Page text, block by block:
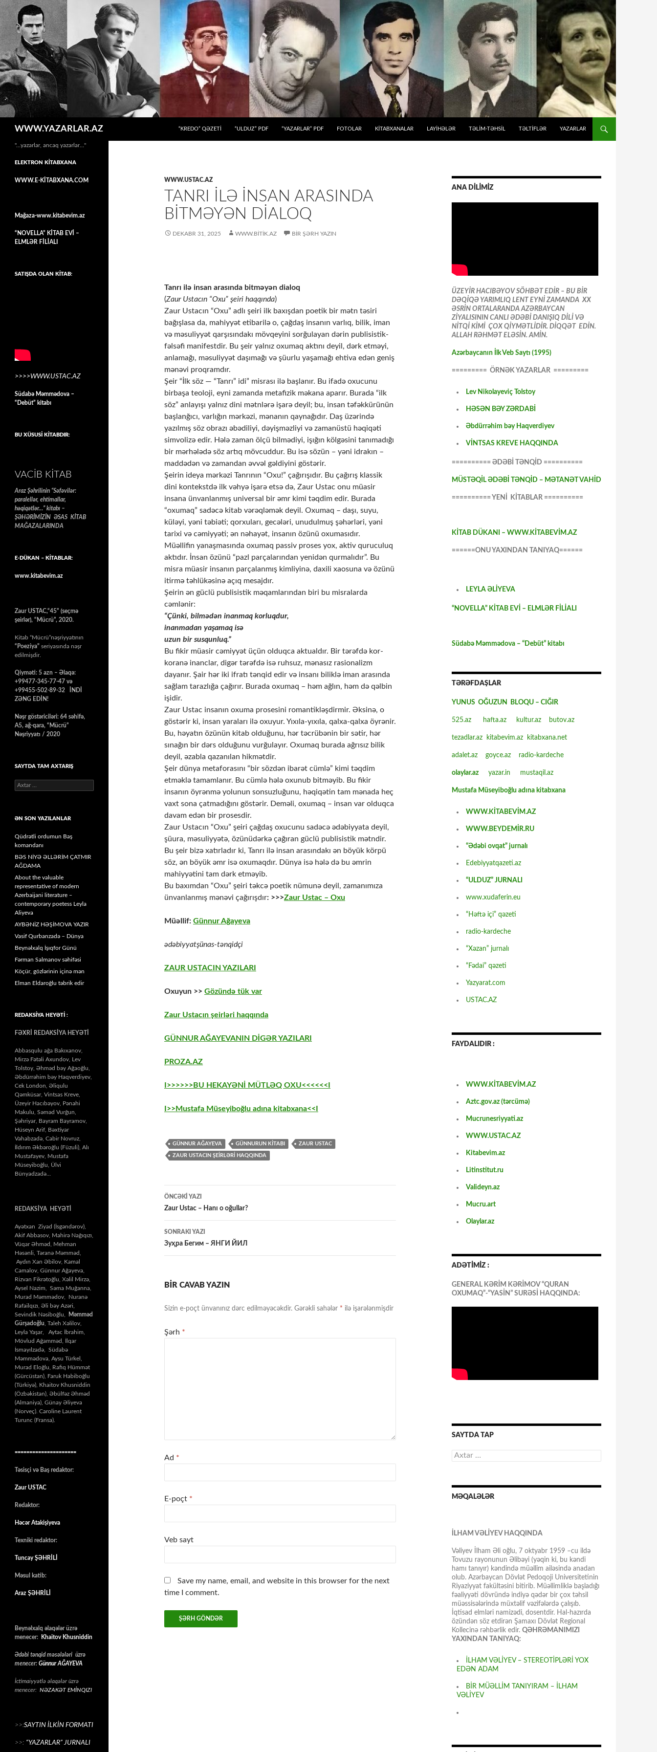
WWW.YAZARLAR.AZ
“KREDO” QƏZETİ
“ULDUZ” PDF “YAZARLAR” PDF FOTOLAR KİTABXANALAR LAYİHƏLƏR TƏLIM-TƏHSIL TƏLTİFLƏR YAZARLAR
WWW.USTAC.AZ
TANRI ILƏ INSAN ARASINDA
BITMƏYƏN DIALOQ
DEKABR 31, 2025 WWW.BITIK.AZ BIR ŞƏRH YAZIN
Tanrı ilə insan arasında bitməyən dialoq
(Zaur Ustacın “Oxu” şeiri haqqında)
Zaur Ustacın “Oxu” adlı şeiri ilk baxışdan poetik bir mətn təsiri
bağışlasa da, mahiyyət etibarilə o, çağdaş insanın varlıq, bilik, iman
və məsuliyyət qarşısındakı mövqeyini sorğulayan dərin publisistik-
fəlsəfi manifestdir. Bu şeir yalnız oxumaq aktını deyil, dərk etməyi,
anlamağı, məsuliyyət daşımağı və şüurlu yaşamağı ehtiva edən geniş
mənəvi proqramdır.
Şeir “İlk söz — “Tanrı” idi” misrası ilə başlanır. Bu ifadə oxucunu
birbaşa teoloji, eyni zamanda metafizik məkana aparır. Burada “ilk
söz” anlayışı yalnız dini mətnlərə işarə deyil; bu, insan təfəkkürünün
başlanğıcı, varlığın mərkəzi, mənanın qaynağıdır. Daş üzərində
yazılmış söz obrazı əbədiliyi, dəyişməzliyi və zamanüstü həqiqəti
simvolizə edir. Hələ zaman ölçü bilmədiyi, işığın kölgəsini tanımadığı
bir mərhələdə söz artıq mövcuddur. Bu isə sözün – yəni idrakın –
maddədən və zamandan əvvəl gəldiyini göstərir.
Şeirin ideya mərkəzi Tanrının “Oxu!” çağırışıdır. Bu çağırış klassik
dini kontekstdə ilk vəhyə işarə etsə də, Zaur Ustac onu müasir
insana ünvanlanmış universal bir əmr kimi təqdim edir. Burada
“oxumaq” sadəcə kitab vərəqləmək deyil. Oxumaq – daşı, suyu,
küləyi, yəni təbiəti; qorxuları, gecələri, unudulmuş şəhərləri, yəni
tarixi və cəmiyyəti; ən nəhayət, insanın özünü oxumasıdır.
Müəllifin yanaşmasında oxumaq passiv proses yox, aktiv quruculuq
aktıdır. İnsan özünü “pazl parçalarından yenidən qurmalıdır”. Bu
misra müasir insanın parçalanmış kimliyinə, daxili xaosuna və özünü
itirmə təhlükəsinə açıq mesajdır.
Şeirin ən güclü publisistik məqamlarından biri bu misralarda
cəmlənir:
“Çünki, bilmədən inanmaq korluqdur,
inanmadan yaşamaq isə
uzun bir susqunluq.”
Bu fikir müasir cəmiyyət üçün olduqca aktualdır. Bir tərəfdə kor-
koranə inanclar, digər tərəfdə isə ruhsuz, mənasız rasionalizm
dayanır. Şair hər iki ifratı tənqid edir və insanı biliklə iman arasında
sağlam tarazlığa çağırır. Burada oxumaq – həm ağlın, həm də qəlbin
işidir.
Zaur Ustac insanın oxuma prosesini romantikləşdirmir. Əksinə, o
göstərir ki, insan yaraları ilə oxuyur. Yıxıla-yıxıla, qalxa-qalxa öyrənir.
Bu, həyatın özünün kitab olduğunu, hər təcrübənin bir sətir, hər
sınağın bir dərs olduğunu vurğulayır. Oxumaq burada ağrısız bilik
deyil, əzabla qazanılan hikmətdir.
Şeir dünya metaforasını “bir sözdən ibarət cümlə” kimi təqdim
etməklə tamamlanır. Bu cümlə hələ oxunub bitməyib. Bu fikir
insanın öyrənmə yolunun sonsuzluğunu, həqiqətin tam mənada heç
vaxt sona çatmadığını göstərir. Deməli, oxumaq – insan var olduqca
davam edən bir prosesdir.
Zaur Ustacın “Oxu” şeiri çağdaş oxucunu sadəcə ədəbiyyata deyil,
şüura, məsuliyyətə, özünüdərkə çağıran güclü publisistik mətndir.
Bu şeir bizə xatırladır ki, Tanrı ilə insan arasındakı ən böyük körpü
söz, ən böyük əmr isə oxumaqdır. Dünya isə hələ də bu əmrin
mahiyyətini tam dərk etməyib.
Bu baxımdan “Oxu” şeiri təkcə poetik nümunə deyil, zamanımıza
ünvanlanmış mənəvi çağırışdır: >>>Zaur Ustac – Oxu
Müəllif: Günnur Ağayeva
ədəbiyyatşünas-tənqidçi
ZAUR USTACIN YAZILARI
Oxuyun >> Gözündə tük var
Zaur Ustacın şeirləri haqqında
GÜNNUR AĞAYEVANIN DİGƏR YAZILARI
PROZA.AZ
I>>>>>>BU HEKAYƏNİ MÜTLƏQ OXU<<<<<<I
I>>Mustafa Müseyiboğlu adına kitabxana<<I
GÜNNUR AĞAYEVA GÜNNURUN KITABI ZAUR USTAC
ZAUR USTACIN ŞEIRLƏRI HAQQINDA
Yazılar
üzrə
naviqasiya
ÖNCƏKI YAZI
Zaur Ustac – Hanı o oğullar?
SONRAKI YAZI
Зуҳра Бегим – ЯНГИ ЙИЛ
BIR CAVAB YAZIN
Sizin e-poçt ünvanınız dərc edilməyəcəkdir. Gərəkli sahələr * ilə işarələnmişdir
Şərh *
Ad *
E-poçt *
Veb sayt
Save my name, email, and website in this browser for the next
time I comment.
ANA DİLİMİZ
ÜZEYİR HACIBƏYOV SÖHBƏT EDİR – BU BİR
DƏQİQƏ YARIMLIQ LENT EYNİ ZAMANDA XX
ƏSRİN ORTALARANDA AZƏRBAYCAN
ZİYALISININ CANLI ƏDƏBİ DANIŞIQ DİLİ VƏ
NİTQİ KİMİ ÇOX QİYMƏTLİDİR. DİQQƏT EDİN.
ALLAH RƏHMƏT ELƏSİN. AMİN.
Azərbaycanın İlk Veb Saytı (1995)
========= ÖRNƏK YAZARLAR =========
Lev Nikolayeviç Tolstoy
HƏSƏN BƏY ZƏRDABİ
Əbdürrəhim bəy Haqverdiyev
VİNTSAS KREVE HAQQINDA
========== ƏDƏBİ TƏNQİD ==========
MÜSTƏQİL ƏDƏBİ TƏNQİD – MƏTANƏT VAHİD
========== YENİ KİTABLAR ==========
KİTAB DÜKANI – WWW.KİTABEVİM.AZ
======ONU YAXINDAN TANIYAQ======
LEYLA ƏLİYEVA
“NOVELLA” KİTAB EVİ – ELMLƏR FİLİALI
Südabə Məmmədova – “Debüt” kitabı
TƏRƏFDAŞLAR
YUNUS OĞUZUN BLOQU – CIĞIR
525.az hafta.az kultur.az butov.az
tezadlar.az kitabevim.az kitabxana.net
adalet.az goyce.az radio-kardeche
olaylar.az yazar.in mustaqil.az
Mustafa Müseyiboğlu adına kitabxana
WWW.KİTABEVİM.AZ
WWW.BEYDEMİR.RU
“Ədəbi ovqat” jurnalı
Edebiyyatqazeti.az
“ULDUZ” JURNALI
www.xudaferin.eu
“Həftə içi” qəzeti
radio-kardeche
“Xəzan” jurnalı
“Fədai” qəzeti
Yazyarat.com
USTAC.AZ
FAYDALIDIR :
WWW.KİTABEVİM.AZ
Aztc.gov.az (tərcümə)
Mucrunesriyyati.az
WWW.USTAC.AZ
Kitabevim.az
Litinstitut.ru
Valideyn.az
Mucru.art
Olaylar.az
ADƏTİMİZ :
GENERAL KƏRİM KƏRİMOV “QURAN
OXUMAQ”-“YASİN” SURƏSİ HAQQINDA:
SAYTDA TAP
Axtarış:
MƏQALƏLƏR
İLHAM VƏLİYEV HAQQINDA
Vəliyev İlham Əli oğlu, 7 oktyabr 1959 –cu ildə
Tovuzu rayonunun Əlibəyi (yəqin ki, bu kəndi
hamı tanıyır) kəndində müəllim ailəsində anadan
olub. Azərbaycan Dövlət Pedoqoji Universitetinin
Riyaziyyat fakültəsini bitirib. Müəllimliklə başladığı
fəaliyyəti dövründə indiyə qədər bir çox təhsil
müəssisələrində müxtəlif vəzifələrdə çalışıb.
İqtisad elmləri namizədi, dosentdir. Hal-hazırda
özündən söz etdirən Şamaxı Dövlət Regional
Kollecinə rəhbərlik edir. QƏHRƏMANIMIZI
YAXINDAN TANIYAQ:
İLHAM VƏLİYEV – STEREOTİPLƏRİ YOX
EDƏN ADAM
BİR MÜƏLLİM TANIYIRAM – İLHAM
VƏLİYEV
"…yazarlar, ancaq yazarlar…"
ELEKTRON KİTABXANA
WWW.E-KİTABXANA.COM
Mağaza-www.kitabevim.az
“NOVELLA” KİTAB EVİ –
ELMLƏR FİLİALI
SATIŞDA OLAN KİTAB:
>>>>WWW.USTAC.AZ
Südabə Məmmədova –
“Debüt” kitabı
BU XÜSUSİ KİTABDIR:
VACIB KITAB
Araz Şəhrilinin “Səfəvilər:
paralellər, ehtimallar,
həqiqətlər…” kitabı –
ŞƏHƏRİMİZİN ƏSAS KİTAB
MAĞAZALARINDA
E-DÜKAN – KİTABLAR:
www.kitabevim.az
Zaur USTAC,“45” (seçmə
şeirlər), “Mücrü”, 2020.
Kitab “Mücrü”nəşriyyatının
“Poeziya” seriyasında nəşr
edilmişdir.
Qiyməti: 5 azn – Əlaqə:
+99477-345-77-47 və
+99455-502-89-32 İNDİ
ZƏNG EDİN!
Nəşr göstəriciləri: 64 səhifə,
A5, ağ-qara, “Mücrü”
Nəşriyyatı / 2020
SAYTDA TAM AXTARIŞ
Axtarış:
ƏN SON YAZILANLAR
Qüdrətli ordumun Baş
komandanı
BƏS NİYƏ ƏLLƏRİM ÇATMIR
AĞDAMA
About the valuable
representative of modern
Azerbaijani literature –
contemporary poetess Leyla
Aliyeva
AYBƏNİZ HƏŞİMOVA YAZIR
Vasif Qurbanzadə – Dünya
Beynəlxalq İşıqfor Günü
Fərman Salmanov səhifəsi
Köçür, gözlərinin içinə mən
Elman Eldaroğlu təbrik edir
REDAKSİYA HEYƏTİ :
FƏXRİ REDAKSİYA HEYƏTİ
Abbasqulu ağa Bakıxanov,
Mirzə Fətəli Axundov, Lev
Tolstoy, Əhməd bəy Ağaoğlu,
Əbdürrəhim bəy Haqverdiyev,
Cek London, Əliqulu
Qəmküsar, Vintsas Kreve,
Üzeyir Hacıbəyov, Pənahi
Makulu, Səməd Vurğun,
Şəhriyar, Bayram Bayramov,
Hüseyn Arif, Bəxtiyar
Vahabzadə, Cabir Novruz,
İldırım Əkbəroğlu (Füzuli), Alı
Mustafayev, Mustafa
Müseyiboğlu, Ülvi
Bünyadzadə…
REDAKSİYA HEYƏTİ
Ayətxan Ziyad (İsgəndərov),
Akif Abbasov, Mahirə Nağıqızı,
Vüqar Əhməd, Mehman
Həsənli, Təranə Məmməd,
Aydın Xan Əbilov, Kamal
Camalov, Günnur Ağayeva,
Rizvan Fikrətoğlu, Xəlil Mirzə,
Aysel Nazim, Səma Muğanna,
Murad Məmmədov, Nuranə
Rafailqızı, Əli bəy Azəri,
Sevindik Nəsiboğlu,
Məmməd
Gürşadoğlu , Taleh Xəlilov,
Leyla Yaşar, Aytac İbrahim,
Mövlud Ağamməd, İlqar
İsmayılzadə, Südabə
Məmmədova, Aysu Türkel,
Murad Eloğlu, Rafiq Hümmət
(Gürcüstan), Faruk Habiboğlu
(Türkiyə), Khaitov Khusniddin
(Özbəkistan), Əbülfəz Əhməd
(Almaniya), Günay Əliyeva
(Norveç). Caroline Laurent
Turunc (Fransa).
=====================
Təsisçi və Baş redaktor:
Zaur USTAC
Redaktor:
Həcər Atakişiyeva
Texniki redaktor:
Tuncay ŞƏHRİLİ
Məsul katib:
Araz ŞƏHRİLİ
Beynəlxalq əlaqələr üzrə
menecer:
Khaitov Khusniddin
Ədəbi tənqid məsələləri üzrə
menecer: Günnur AĞAYEVA
İctimaiyyətlə əlaqələr üzrə
menecer: NƏZAKƏT EMİNQIZI
>>:SAYTIN İLKİN FORMATI
>>: “YAZARLAR” JURNALI